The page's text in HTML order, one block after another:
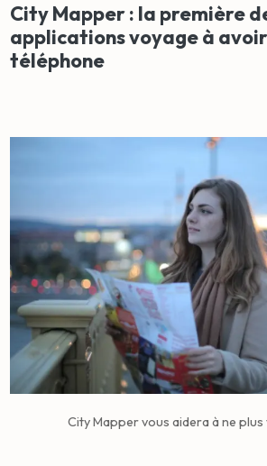
City Mapper : la première
applications voyage à
téléphone
City Mapper vous aidera à ne